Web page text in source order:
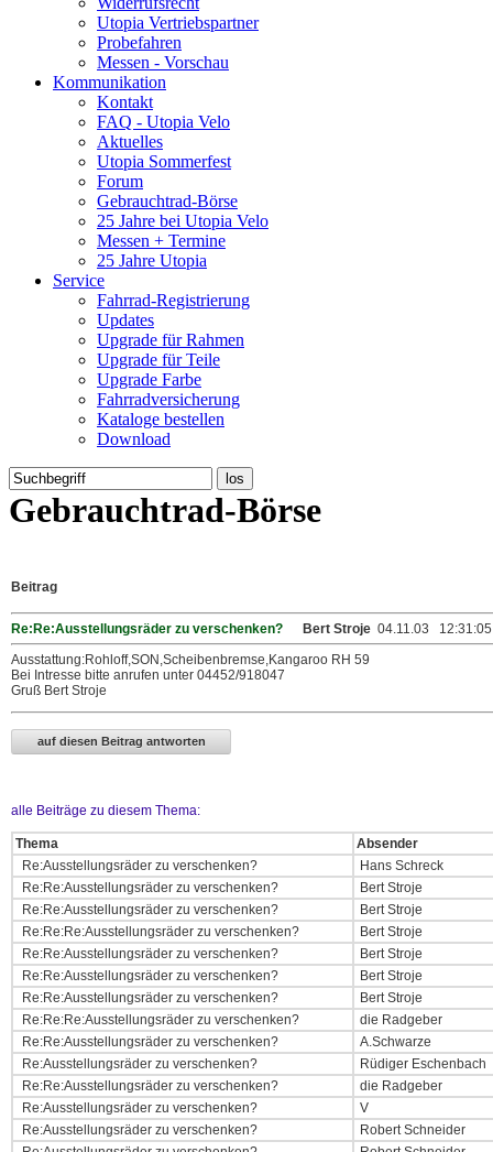
Utopia Vertriebspartner
Probefahren
Messen - Vorschau
Kommunikation
Kontakt
FAQ - Utopia Velo
Aktuelles
Utopia Sommerfest
Forum
Gebrauchtrad-Börse
25 Jahre bei Utopia Velo
Messen + Termine
25 Jahre Utopia
Service
Fahrrad-Registrierung
Updates
Upgrade für Rahmen
Upgrade für Teile
Upgrade Farbe
Fahrradversicherung
Kataloge bestellen
Download
Gebrauchtrad-Börse
Beitrag
Re:Re:Ausstellungsräder zu verschenken? Bert Stroje 04.11.03 12:31:05
Ausstattung:Rohloff,SON,Scheibenbremse,Kangaroo RH 59
Bei Intresse bitte anrufen unter 04452/918047
Gruß Bert Stroje
alle Beiträge zu diesem Thema:
Thema
Absender
Re:Ausstellungsräder zu verschenken?
Hans Schreck
Re:Re:Ausstellungsräder zu verschenken?
Bert Stroje
Re:Re:Ausstellungsräder zu verschenken?
Bert Stroje
Re:Re:Re:Ausstellungsräder zu verschenken?
Bert Stroje
Re:Re:Ausstellungsräder zu verschenken?
Bert Stroje
Re:Re:Ausstellungsräder zu verschenken?
Bert Stroje
Re:Re:Ausstellungsräder zu verschenken?
Bert Stroje
Re:Re:Re:Ausstellungsräder zu verschenken?
die Radgeber
Re:Re:Ausstellungsräder zu verschenken?
A.Schwarze
Re:Ausstellungsräder zu verschenken?
Rüdiger Eschenbach
Re:Re:Ausstellungsräder zu verschenken?
die Radgeber
Re:Ausstellungsräder zu verschenken?
V
Re:Ausstellungsräder zu verschenken?
Robert Schneider